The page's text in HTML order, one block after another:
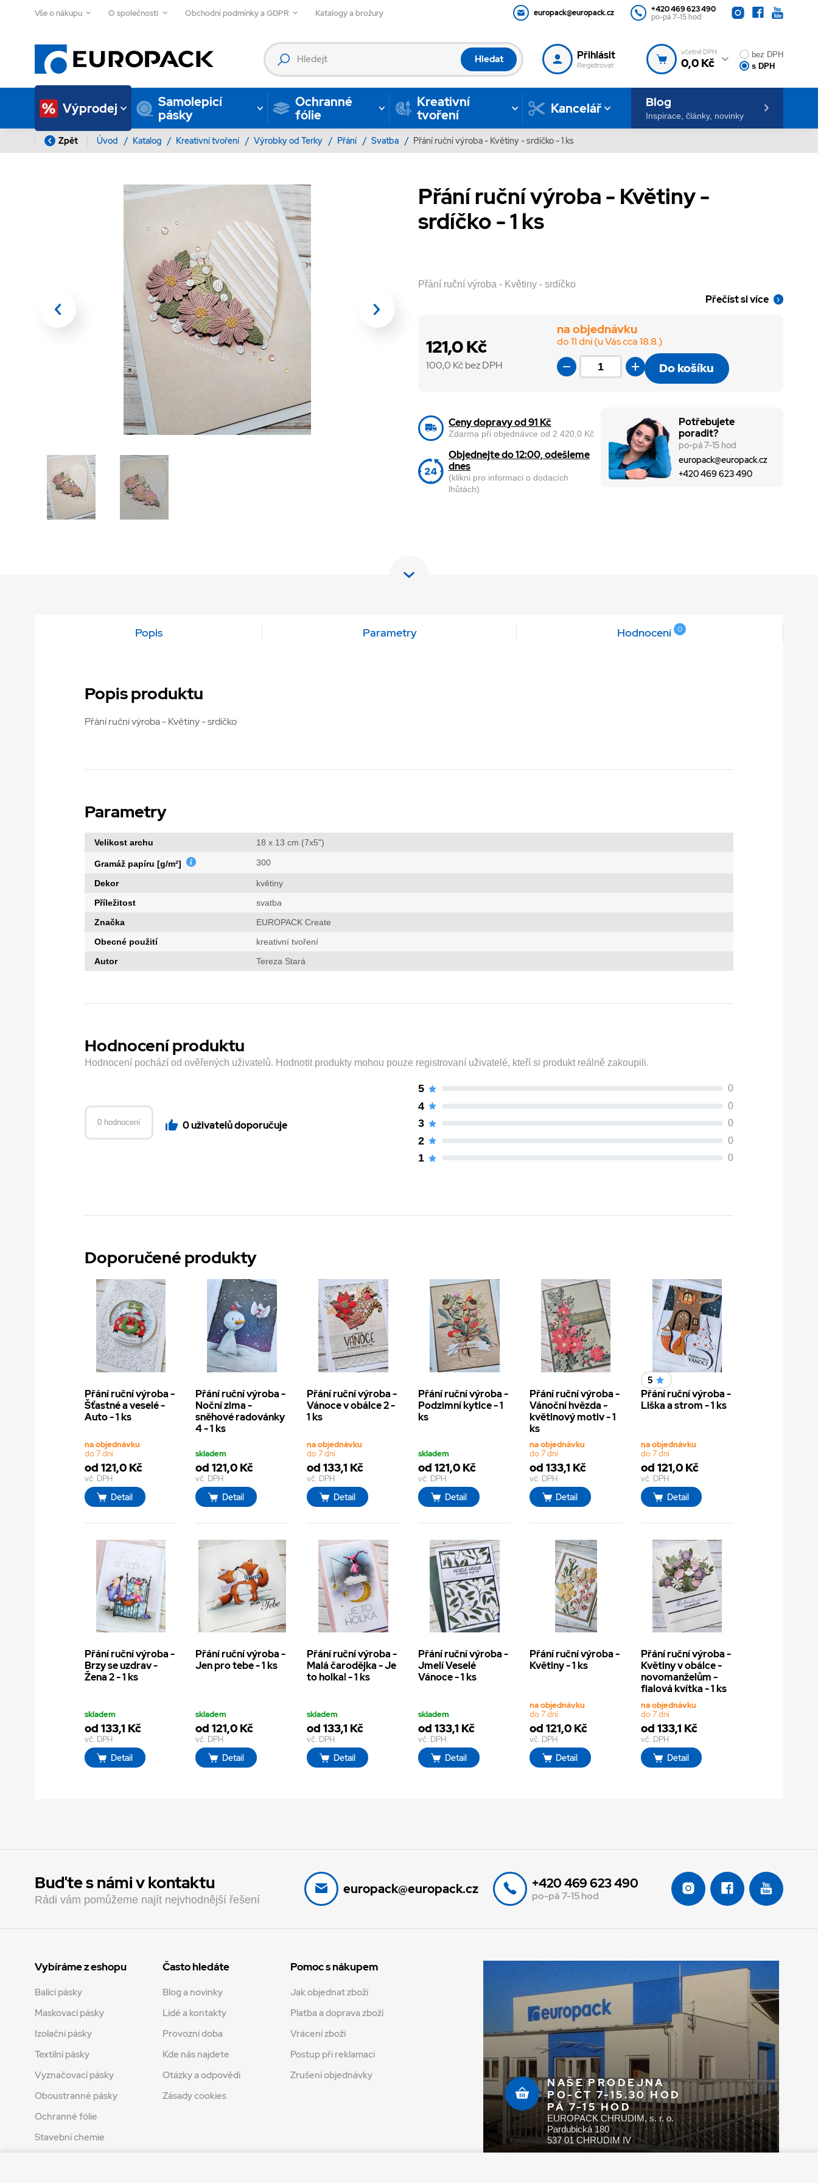
Vše o nákupu O společnosti Obchodní podmínky a GDPR Katalogy a brožury europack@europack.cz
+420 469 623 490
po-pá 7-15 hod
Hledat Přihlásit
Registrovat
včetně DPH
0,0 Kč
bez DPH
s DPH
Výprodej
Samolepicí
pásky
Ochranné
fólie
Kreativní
tvoření
Kancelář Blog
Inspirace, články, novinky
Zpět Úvod / Katalog / Kreativní tvoření / Výrobky od Terky / Přání / Svatba / Přání ruční výroba - Květiny - srdíčko - 1 ks
Přání ruční výroba - Květiny -
srdíčko - 1 ks
Přání ruční výroba - Květiny - srdíčko
Přečíst si více
121,0 Kč
100,0 Kč bez DPH
na objednávku
do 11 dní (u Vás cca 18.8.)
Do košíku
Ceny dopravy od 91 Kč
Zdarma při objednávce od 2 420,0 Kč
Objednejte do 12:00, odešleme
dnes
(klikni pro informaci o dodacích
lhůtách)
Potřebujete
poradit?
po-pá 7-15 hod
europack@europack.cz
+420 469 623 490
Popis Parametry Hodnocení 0
Popis produktu
Přání ruční výroba - Květiny - srdíčko
Parametry
Velikost archu 18 x 13 cm (7x5")
Gramáž papíru [g/m²] 300
Dekor
květiny
Příležitost
svatba
Značka
EUROPACK Create
Obecné použití
kreativní tvoření
Autor
Tereza Stará
Hodnocení produktu
Hodnocení pochází od ověřených uživatelů. Hodnotit produkty mohou pouze registrovaní uživatelé, kteří si produkt reálně zakoupili.
0 hodnocení 0 uživatelů doporučuje
5 0
4 0
3 0
2 0
1 0
Doporučené produkty
Přání ruční výroba -
Šťastné a veselé -
Auto - 1 ks
na objednávku
do 7 dní
od 121,0 Kč
vč. DPH
Detail
Přání ruční výroba -
Noční zima -
sněhové radovánky
4 - 1 ks
skladem
od 121,0 Kč
vč. DPH
Detail
Přání ruční výroba -
Vánoce v obálce 2 -
1 ks
na objednávku
do 7 dní
od 133,1 Kč
vč. DPH
Detail
Přání ruční výroba -
Podzimní kytice - 1
ks
skladem
od 121,0 Kč
vč. DPH
Detail
Přání ruční výroba -
Vánoční hvězda -
květinový motiv - 1
ks
na objednávku
do 7 dní
od 133,1 Kč
vč. DPH
Detail
5
Přání ruční výroba -
Liška a strom - 1 ks
na objednávku
do 7 dní
od 121,0 Kč
vč. DPH
Detail
Přání ruční výroba -
Brzy se uzdrav -
Žena 2 - 1 ks
skladem
od 133,1 Kč
vč. DPH
Detail
Přání ruční výroba -
Jen pro tebe - 1 ks
skladem
od 121,0 Kč
vč. DPH
Detail
Přání ruční výroba -
Malá čarodějka - Je
to holka! - 1 ks
skladem
od 133,1 Kč
vč. DPH
Detail
Přání ruční výroba -
Jmelí Veselé
Vánoce - 1 ks
skladem
od 133,1 Kč
vč. DPH
Detail
Přání ruční výroba -
Květiny - 1 ks
na objednávku
do 7 dní
od 121,0 Kč
vč. DPH
Detail
Přání ruční výroba -
Květiny v obálce -
novomanželům -
fialová kvítka - 1 ks
na objednávku
do 7 dní
od 133,1 Kč
vč. DPH
Detail
Buďte s námi v kontaktu
Rádi vám pomůžeme najít nejvhodnější řešení
europack@europack.cz +420 469 623 490
po-pá 7-15 hod
Vybíráme z eshopu
Balicí pásky
Maskovací pásky
Izolační pásky
Textilní pásky
Vyznačovací pásky
Oboustranné pásky
Ochranné fólie
Stavební chemie
Často hledáte
Blog a novinky
Lidé a kontakty
Provozní doba
Kde nás najdete
Otázky a odpovědi
Zásady cookies
Pomoc s nákupem
Jak objednat zboží
Platba a doprava zboží
Vrácení zboží
Postup při reklamaci
Zrušení objednávky
NAŠE PRODEJNA
PO-ČT 7-15.30 HOD
PÁ 7-15 HOD
EUROPACK CHRUDIM, s. r. o.
Pardubická 180
537 01 CHRUDIM IV